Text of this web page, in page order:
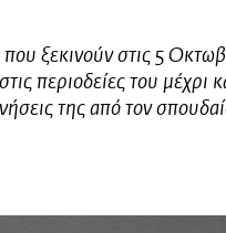
Radio Lifo
The Review
ξεκινούν στις 5
περιοδείες του μέχρι
της από τον